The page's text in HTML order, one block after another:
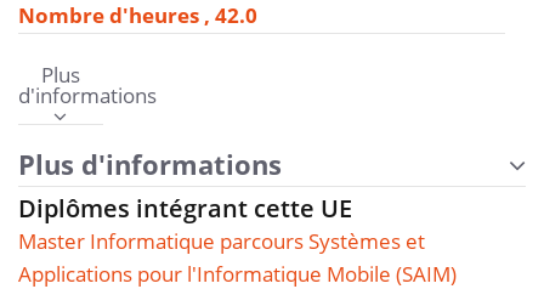
Nombre d'heures 42.0
Plus
d'informations
Plus d'informations
Diplômes intégrant cette UE
Master Informatique parcours Systèmes et
Applications pour l'Informatique Mobile (SAIM)